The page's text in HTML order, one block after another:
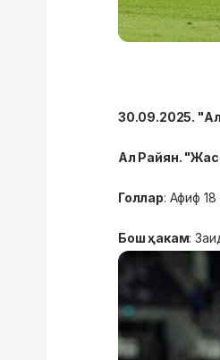
30.09.2025.
Ал Райян.
Голлар: Афиф
Бош ҳакам: